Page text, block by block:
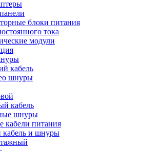
блоки питания
тока
модули
кабель
шнуры
кабель
шнуры
кабели питания
кабель и шнуры